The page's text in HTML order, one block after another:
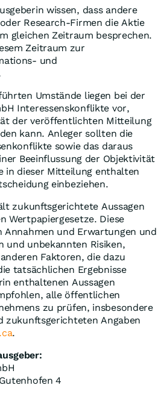
wissen, dass andere
Research-Firmen die Aktie
gleichen Zeitraum besprechen.
Zeitraum zur
und
Umstände liegen bei der
Interessenskonflikte vor,
der veröffentlichten Mitteilung
kann. Anleger sollten die
sowie das daraus
Beeinflussung der Objektivität
in dieser Mitteilung enthalten
einbeziehen.
zukunftsgerichtete Aussagen
Wertpapiergesetze. Diese
Annahmen und Erwartungen und
und unbekannten Risiken,
Faktoren, die dazu
tatsächlichen Ergebnisse
enthaltenen Aussagen
alle öffentlichen
zu prüfen, insbesondere
zukunftsgerichteten Angaben
.
4